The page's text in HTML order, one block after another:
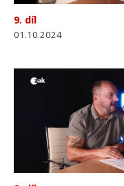
9. díl
01.10.2024